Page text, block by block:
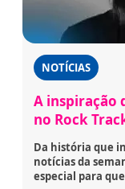
NOTÍCIAS
A inspiração
no Rock
Da história que
notícias da
especial para